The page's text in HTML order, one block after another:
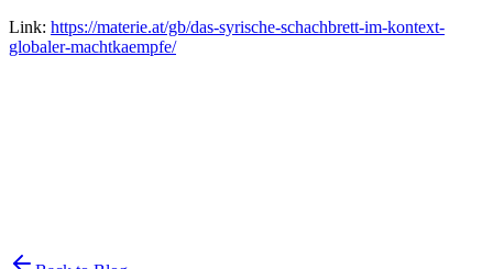
Link: https://materie.at/gb/das-syrische-schachbrett-im-kontext-
globaler-machtkaempfe/